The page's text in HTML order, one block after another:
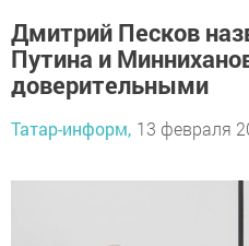
Дмитрий Песков
Путина и
доверительными
Татар-информ, 13 февраля